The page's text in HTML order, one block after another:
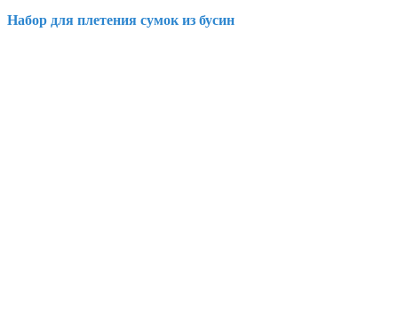
Набор для плетения сумок из бусин